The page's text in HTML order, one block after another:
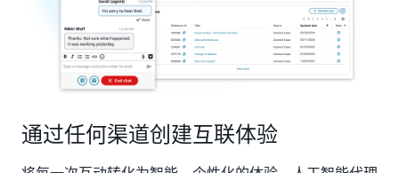
通过任何渠道创建互联体验